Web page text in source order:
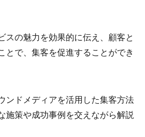
スの魅力を効果的に伝え、顧客と
とで、集客を促進することができ
ンドメディアを活用した集客方法
施策や成功事例を交えながら解説